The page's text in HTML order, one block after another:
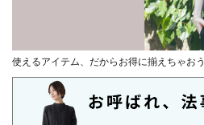
使えるアイテム、だからお得に揃えちゃおう